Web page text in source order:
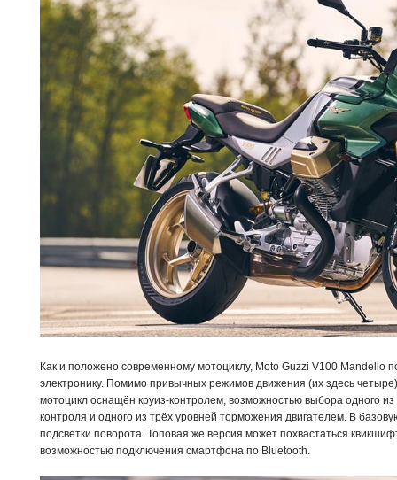
Как и положено современному мотоциклу, Moto Guzzi V100 Mandello
электронику. Помимо привычных режимов движения (их здесь
мотоцикл оснащён круиз-контролем, возможностью выбора одного
контроля и одного из трёх уровней торможения двигателем. В
подсветки поворота. Топовая же версия может похвастаться
возможностью подключения смартфона по Bluetooth.